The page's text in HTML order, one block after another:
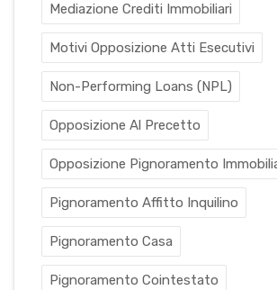
Mediazione Crediti Immobiliari
Motivi Opposizione Atti Esecutivi
Non-Performing Loans (NPL)
Opposizione Al Precetto
Opposizione Pignoramento
Pignoramento Affitto Inquilino
Pignoramento Casa
Pignoramento Cointestato